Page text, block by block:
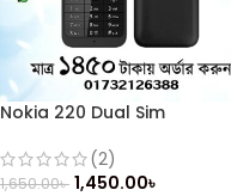
Nokia 220 Dual Sim
(2)
1,650.00৳ 1,450.00৳